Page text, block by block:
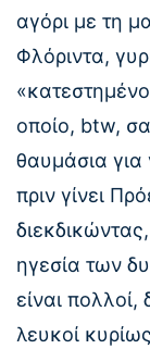
αγόρι με τη
Φλόριντα,
οποίο, btw,
θαυμάσια για
πριν γίνει
ηγεσία των
είναι
λευκοί